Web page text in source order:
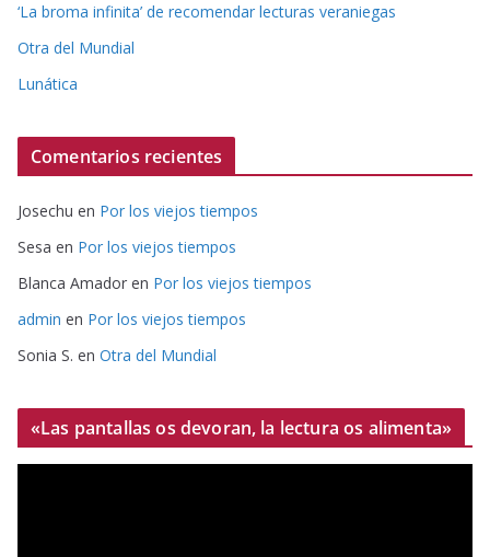
‘La broma infinita’ de recomendar lecturas veraniegas
Otra del Mundial
Lunática
Comentarios recientes
Josechu en Por los viejos tiempos
Sesa en Por los viejos tiempos
Blanca Amador en Por los viejos tiempos
admin en Por los viejos tiempos
Sonia S. en Otra del Mundial
«Las pantallas os devoran, la lectura os alimenta»